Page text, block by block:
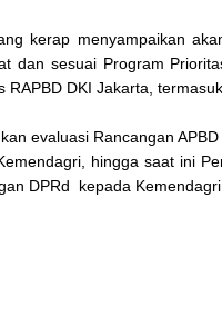
kerap menyampaikan
dan sesuai Program
RAPBD DKI Jakarta,
evaluasi Rancangan
hingga saat ini
DPRd kepada Kemendagri.